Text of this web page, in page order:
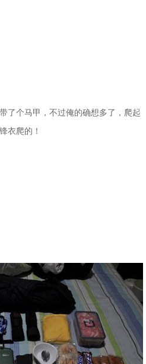
了个马甲，不过俺的确想多了，爬起
衣爬的！